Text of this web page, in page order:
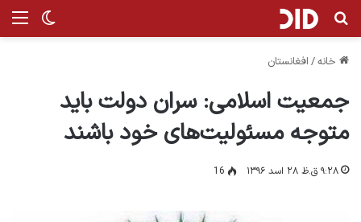
تغییر جستجو برای
خانه/ افغانستان
جمعیت اسلامی: سران دولت باید
متوجه مسئولیت‌های خود باشند
۹:۲۸ ق.ظ ۲۸ اسد ۱۳۹۶ 16